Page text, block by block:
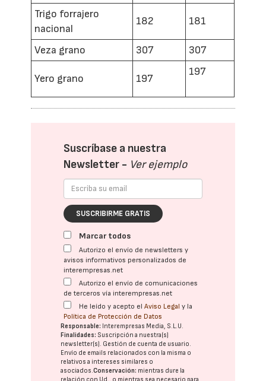
Trigo forrajero
nacional
182 181
Veza grano 307 307
Yero grano 197
197
Suscríbase a nuestra
Newsletter - Ver ejemplo
SUSCRIBIRME GRATIS
Marcar todos
Autorizo el envío de newsletters y
avisos informativos personalizados de
interempresas.net
Autorizo el envío de comunicaciones
de terceros vía interempresas.net
He leído y acepto elAviso Legal y la
Política de Protección de Datos
Responsable: Interempresas Media, S.L.U.
Finalidades: Suscripción a nuestra(s)
newsletter(s). Gestión de cuenta de usuario.
Envío de emails relacionados con la misma o
relativos a intereses similares o
asociados.Conservación: mientras dure la
relación con Ud., o mientras sea necesario para